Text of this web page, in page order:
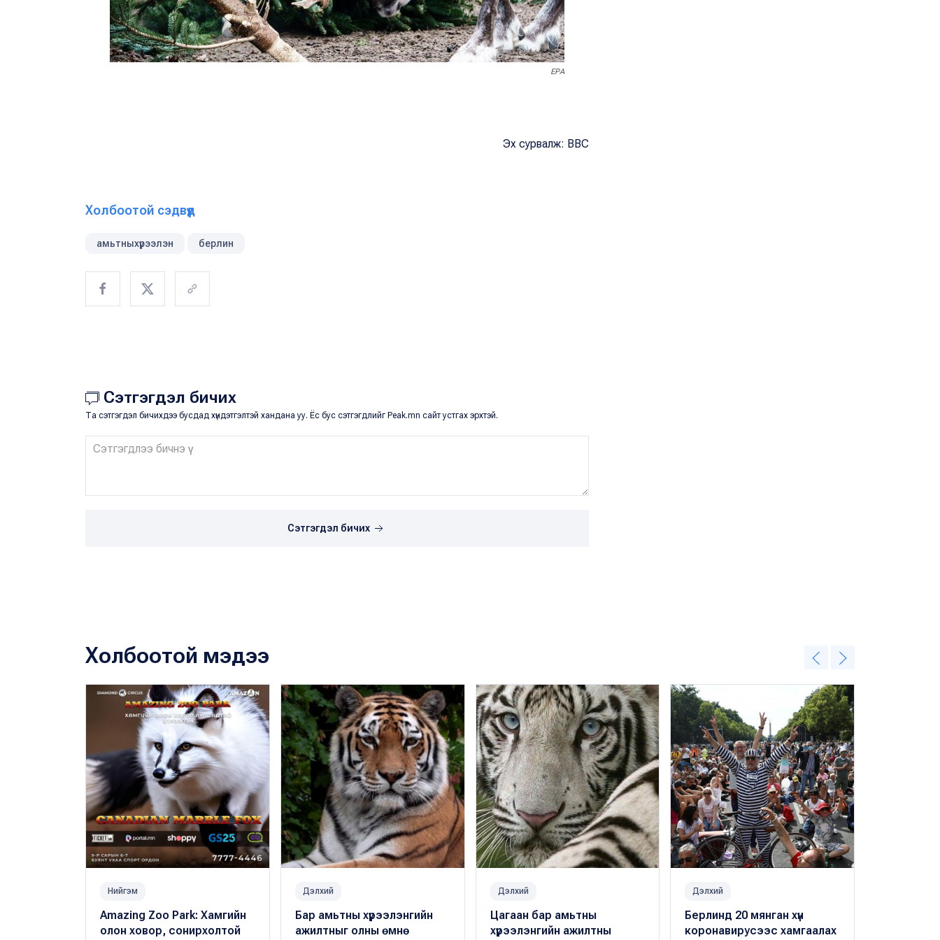
EPA
Эх сурвалж: BBC
Холбоотой сэдвүүд
амьтныхүрээлэн берлин
Сэтгэгдэл бичих
Та сэтгэгдэл бичихдээ бусдад хүндэтгэлтэй хандана уу. Ёс бус сэтгэгдлийг Peak.mn сайт устгах эрхтэй.
Сэтгэгдэл бичих
Холбоотой мэдээ
Нийгэм
Amazing Zoo Park: Хамгийн
олон ховор, сонирхолтой
Дэлхий
Бар амьтны хүрээлэнгийн
ажилтныг олны өмнө
Дэлхий
Цагаан бар амьтны
хүрээлэнгийн ажилтны
Дэлхий
Берлинд 20 мянган хүн
коронавирусээс хамгаалах